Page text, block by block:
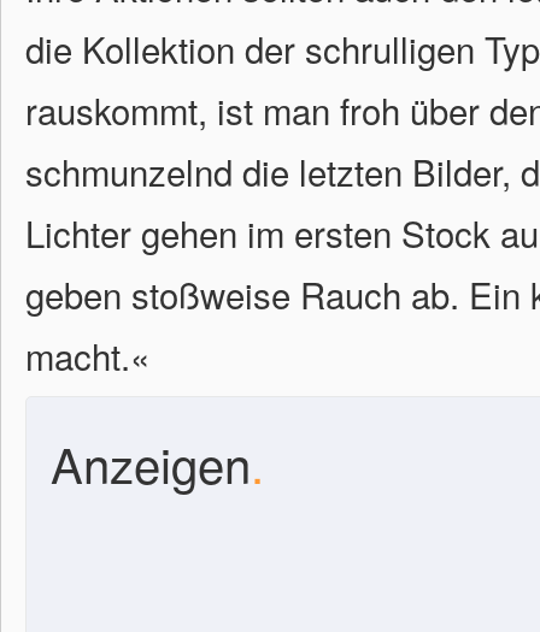
die Kollektion der schrulligen
rauskommt, ist man froh über
schmunzelnd die letzten Bilder,
Lichter gehen im ersten Stock
geben stoßweise Rauch ab.
macht.«
Anzeigen.